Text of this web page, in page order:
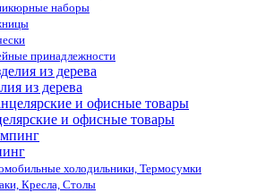
наборы
принадлежности
из дерева
и офисные товары
холодильники, Термосумки
Кресла, Столы